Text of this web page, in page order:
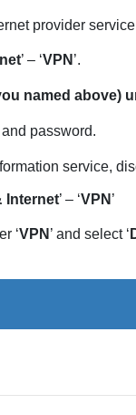
provider
’ – ‘VPN ’.
named above)
password.
service,
Internet’ – ‘VPN ’
‘VPN ’ and select ‘